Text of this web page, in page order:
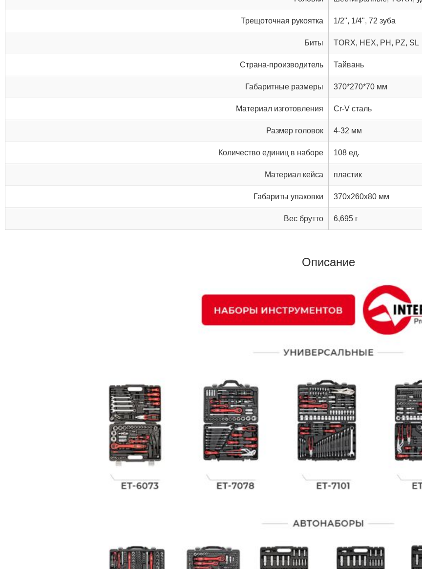
Трещоточная рукоятка 1/2", 1/4", 72 зуба
Биты TORX, HEX, PH, PZ, SL
Страна-производитель Тайвань
Габаритные размеры 370*270*70 мм
Материал изготовления Cr-V сталь
Размер головок 4-32 мм
Количество единиц в наборе 108 ед.
Материал кейса пластик
Габариты упаковки 370x260x80 мм
Вес брутто 6,695 г
Описание